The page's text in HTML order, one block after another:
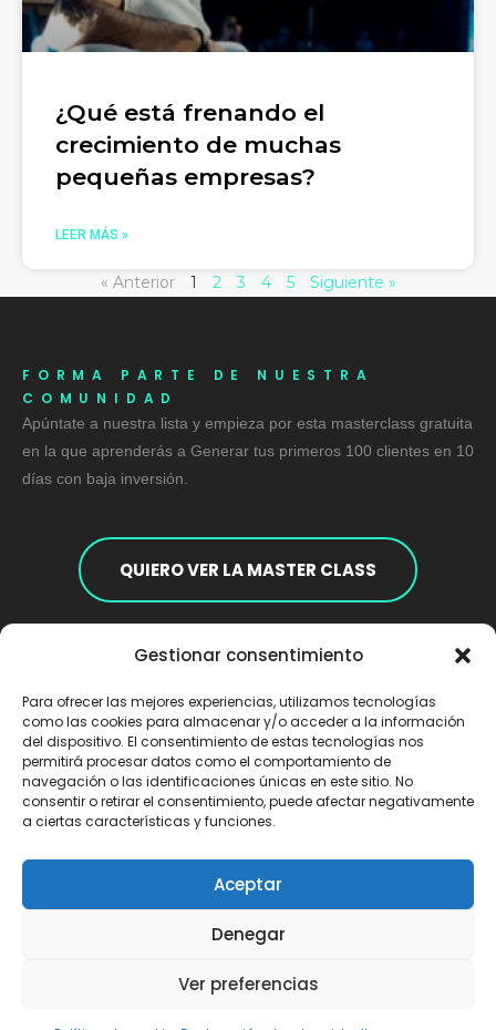
Gestionar consentimiento
Para ofrecer las mejores experiencias, utilizamos tecnologías
como las cookies para almacenar y/o acceder a la información
del dispositivo. El consentimiento de estas tecnologías nos
permitirá procesar datos como el comportamiento de
navegación o las identificaciones únicas en este sitio. No
consentir o retirar el consentimiento, puede afectar negativamente
a ciertas características y funciones.
Aceptar
Denegar
Ver preferencias
¿Qué está frenando el
crecimiento de muchas
pequeñas empresas?
LEER MÁS »
« Anterior 1 2 3 4 5 Siguiente »
FORMA PARTE DE NUESTRA
COMUNIDAD
Apúntate a nuestra lista y empieza por esta masterclass gratuita
en la que aprenderás a Generar tus primeros 100 clientes en 10
días con baja inversión.
QUIERO VER LA MASTER CLASS
Aviso legal